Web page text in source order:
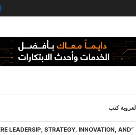
العروبة كتب
“THE NETCAST” — WHERE LEADERSIP, STRATEGY, INNOVATION, AND...